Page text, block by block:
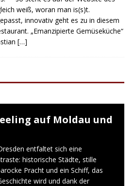
weiß, woran man is(s)t.
innovativ geht es zu in diesem
„Emanzipierte Gemüseküche“
[…]
auf Moldau und
entfaltet sich eine
historische Städte, stille
Pracht und ein Schiff, das
wird und dank der